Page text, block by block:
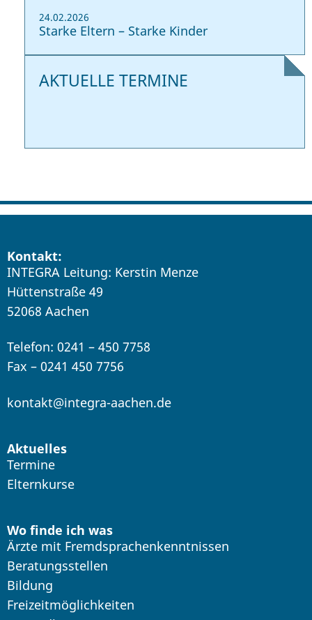
24.02.2026
Starke Eltern – Starke Kinder
AKTUELLE TERMINE
Kontakt:
INTEGRA Leitung: Kerstin Menze
Hüttenstraße 49
52068 Aachen
Telefon: 0241 – 450 7758
Fax – 0241 450 7756
kontakt@integra-aachen.de
Aktuelles
Termine
Elternkurse
Wo finde ich was
Ärzte mit Fremdsprachenkenntnissen
Beratungsstellen
Bildung
Freizeitmöglichkeiten